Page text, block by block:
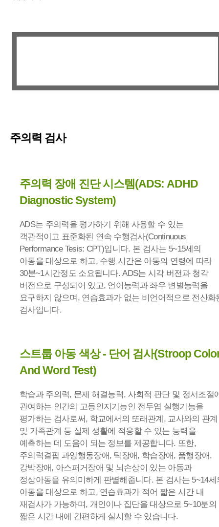
주의력 검사
주의력 장애 진단 시스템(ADS: ADHD
Diagnostic System)
ADS는 주의력을 평가하기 위해 사용할 수 있는
객관적이고 표준화된 연속 수행검사(Continuous
Performance Tesis: CPT)입니다. 본 검사는 5~15세의
아동을 대상으로 하고, 수행 시간은 아동의 연령에 따라
30분~1시간정도 소요됩니다. ADS는 시각 버전과 청각
버전으로 구성되어 있고, 언어능력과 좌우 변별능력을
요구하지 않으며, 연습효과가 없는 비언어적으로 전산화
검사입니다.
스트룹 아동 색상 - 단어 검사(Stroop
And Word Test)
학습과 주의력, 문제 해결능력, 사회적 판단 및 정서조절
관여하는 인간의 고등인지기능인 전두엽 실행기능을
평가하는 검사로써, 학교에서의 또래관계, 교사와의 관계
및 가족관계 등 실제 생활에 적응할 수 있는 능력을
예측하는 데 도움이 되는 정보를 제공합니다. 또한,
주의력결핍 과잉행동장애, 틱장애, 학습장애, 품행장애,
강박장애, 아스퍼거장애 및 뇌손상이 있는 아동과
정상아동을 유의미하게 판별해줍니다. 본 검사는 5~14세
아동을 대상으로 하고, 연습효과가 적어 짧은 시간 내
재검사가 가능하며, 개인이나 집단을 대상으로 5~10분의
짧은 시간 내에 간편하게 실시할 수 있습니다.